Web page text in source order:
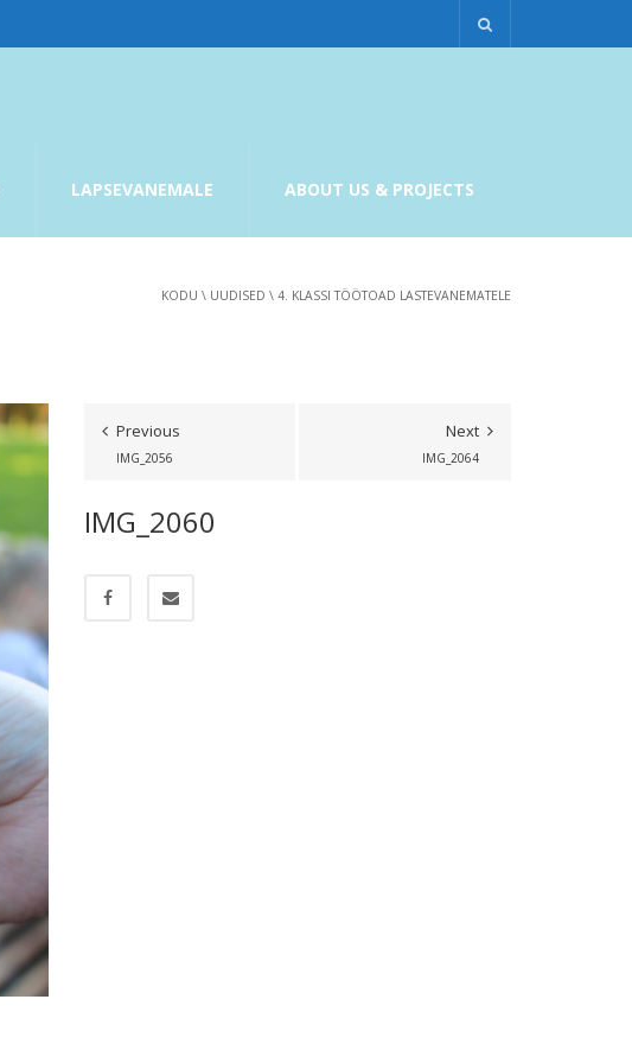
LAPSEVANEMALE ABOUT US & PROJECTS
KODU \ UUDISED \ 4. KLASSI TÖÖTOAD LASTEVANEMATELE
Previous
IMG_2056
Next
IMG_2064
IMG_2060